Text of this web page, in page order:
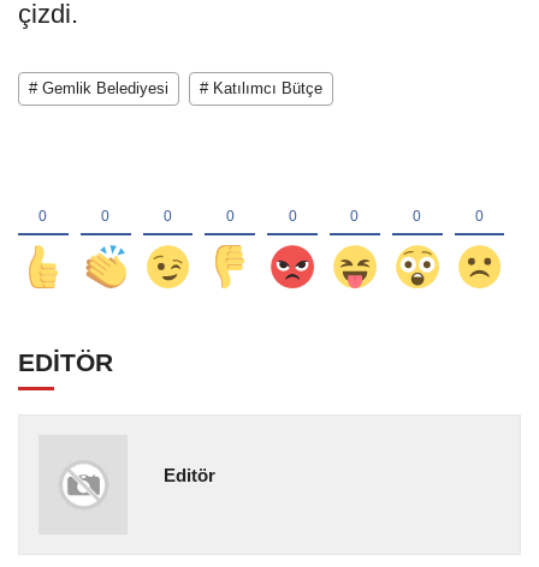
çizdi.
# Gemlik Belediyesi # Katılımcı Bütçe
EDİTÖR
Editör